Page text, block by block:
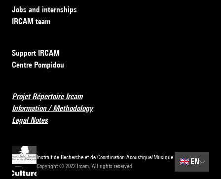
Jobs and internships
IRCAM team
Support IRCAM
Centre Pompidou
Projet Répertoire Ircam
Information / Methodology
Legal Notes
Institut de Recherche et de Coordination Acoustique/Musique
Copyright © 2022 Ircam. All rights reserved.
🇬🇧 EN